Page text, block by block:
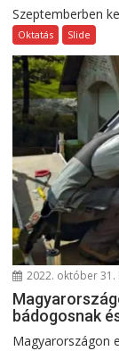
Szeptemberben
Oktatás Slide
2022. október 31.
bádogosnak
Magyarországon